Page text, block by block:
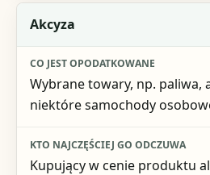
Akcyza
Wybrane towary, np. paliwa,
niektóre samochody
Kupujący w cenie produktu